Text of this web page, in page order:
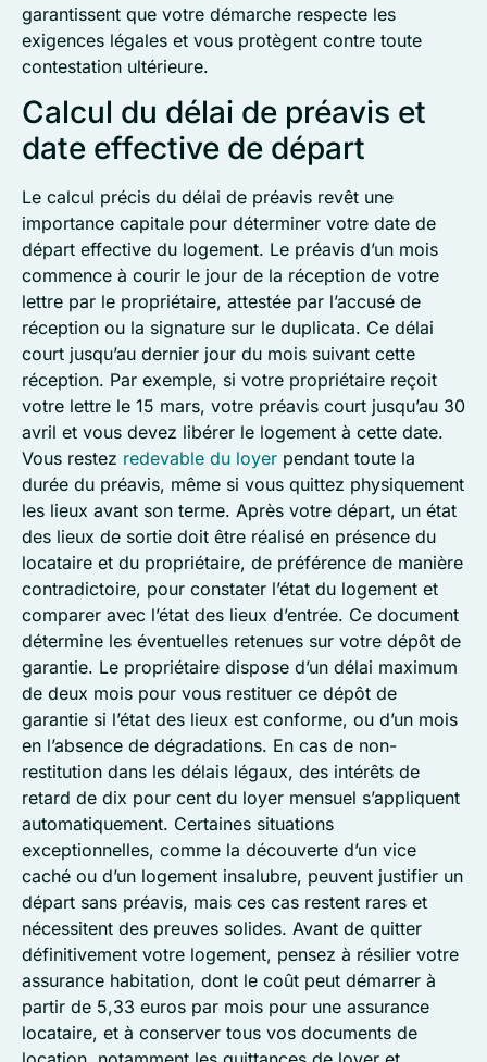
garantissent que votre démarche respecte les
exigences légales et vous protègent contre toute
contestation ultérieure.
Calcul du délai de préavis et
date effective de départ
Le calcul précis du délai de préavis revêt une
importance capitale pour déterminer votre date de
départ effective du logement. Le préavis d’un mois
commence à courir le jour de la réception de votre
lettre par le propriétaire, attestée par l’accusé de
réception ou la signature sur le duplicata. Ce délai
court jusqu’au dernier jour du mois suivant cette
réception. Par exemple, si votre propriétaire reçoit
votre lettre le 15 mars, votre préavis court jusqu’au 30
avril et vous devez libérer le logement à cette date.
Vous restez redevable du loyer pendant toute la
durée du préavis, même si vous quittez physiquement
les lieux avant son terme. Après votre départ, un état
des lieux de sortie doit être réalisé en présence du
locataire et du propriétaire, de préférence de manière
contradictoire, pour constater l’état du logement et
comparer avec l’état des lieux d’entrée. Ce document
détermine les éventuelles retenues sur votre dépôt de
garantie. Le propriétaire dispose d’un délai maximum
de deux mois pour vous restituer ce dépôt de
garantie si l’état des lieux est conforme, ou d’un mois
en l’absence de dégradations. En cas de non-
restitution dans les délais légaux, des intérêts de
retard de dix pour cent du loyer mensuel s’appliquent
automatiquement. Certaines situations
exceptionnelles, comme la découverte d’un vice
caché ou d’un logement insalubre, peuvent justifier un
départ sans préavis, mais ces cas restent rares et
nécessitent des preuves solides. Avant de quitter
définitivement votre logement, pensez à résilier votre
assurance habitation, dont le coût peut démarrer à
partir de 5,33 euros par mois pour une assurance
locataire, et à conserver tous vos documents de